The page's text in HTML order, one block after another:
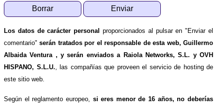
Los datos de carácter personal
proporcionados al pulsar en "Enviar el
comentario"serán tratados por el responsable de esta web, Guillermo
Albaida Ventura , y serán enviados a Raiola Networks, S.L. y OVH
HISPANO, S.L.U. , las compañías que proveen el servicio de hosting de
este sitio web.
Según el reglamento europeo, si eres menor de 16 años, no deberías